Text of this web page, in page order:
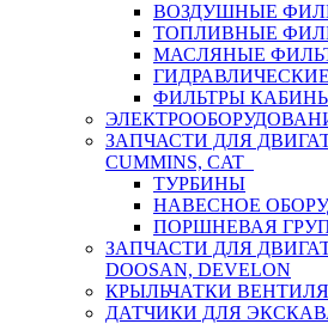
ВОЗДУШНЫЕ
ТОПЛИВНЫЕ
МАСЛЯНЫЕ
ФИЛЬТРЫ
ЗАПЧАСТИ ДЛЯ
CUMMINS, CAT
ТУРБИНЫ
НАВЕСНОЕ
ПОРШНЕВАЯ
ЗАПЧАСТИ ДЛЯ
DOOSAN, DEVELON
КРЫЛЬЧАТКИ
ДАТЧИКИ ДЛЯ